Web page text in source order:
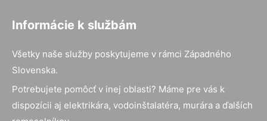
Informácie k službám
Všetky naše služby poskytujeme v rámci Západného
Slovenska.
Potrebujete pomôcť v inej oblasti? Máme pre vás k
dispozícii aj elektrikára, vodoinštalatéra, murára a ďalších